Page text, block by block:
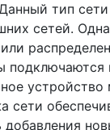
тип сети
сетей.